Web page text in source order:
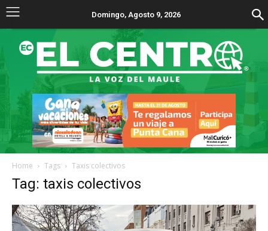
Domingo, Agosto 9, 2026
Home Tags Taxis colectivos
Tag: taxis colectivos